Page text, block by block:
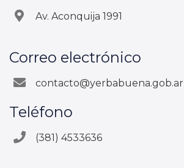
Av. Aconquija 1991
Correo electrónico
contacto@yerbabuena.gob.ar
Teléfono
(381) 4533636